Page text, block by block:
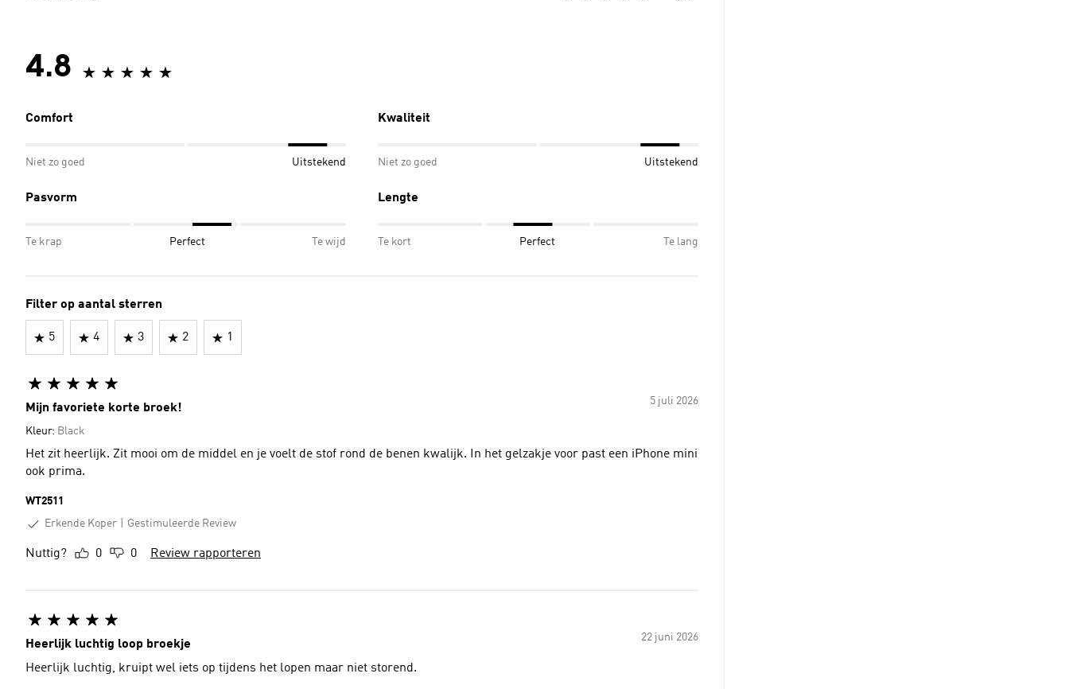
4.8
Comfort
Niet zo goed Uitstekend
Kwaliteit
Niet zo goed Uitstekend
Pasvorm
Te krap Perfect Te wijd
Lengte
Te kort Perfect Te lang
Filter op aantal sterren
5 4 3 2 1
5 juli 2026
Mijn favoriete korte broek!
Kleur: Black
Het zit heerlijk. Zit mooi om de middel en je voelt de stof rond de benen kwalijk. In het gelzakje voor past een iPhone mini
ook prima.
WT2511
Erkende Koper
Gestimuleerde Review
Nuttig? 0 0 Review rapporteren
22 juni 2026
Heerlijk luchtig loop broekje
Heerlijk luchtig, kruipt wel iets op tijdens het lopen maar niet storend.